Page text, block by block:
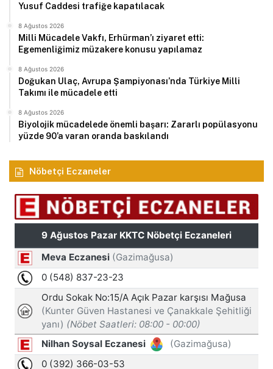
Yusuf Caddesi trafiğe kapatılacak
8 Ağustos 2026
Milli Mücadele Vakfı, Erhürman’ı ziyaret etti:
Egemenliğimiz müzakere konusu yapılamaz
8 Ağustos 2026
Doğukan Ulaç, Avrupa Şampiyonası’nda Türkiye Milli
Takımı ile mücadele etti
8 Ağustos 2026
Biyolojik mücadelede önemli başarı: Zararlı popülasyonu
yüzde 90’a varan oranda baskılandı
Nöbetçi Eczaneler